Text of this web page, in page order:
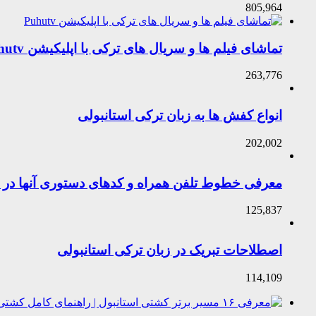
805,964
تماشای فیلم ها و سریال های ترکی با اپلیکیشن Puhutv
263,776
انواع کفش ها به زبان ترکی استانبولی
202,002
معرفی خطوط تلفن همراه و کدهای دستوری آنها در
125,837
اصطلاحات تبریک در زبان ترکی استانبولی
114,109